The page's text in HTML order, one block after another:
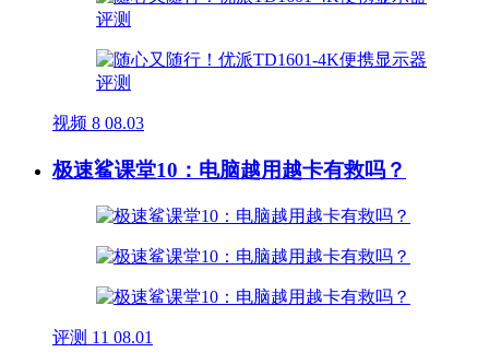
视频 8 08.03
极速鲨课堂10：电脑越用越卡有救吗？
评测 11 08.01